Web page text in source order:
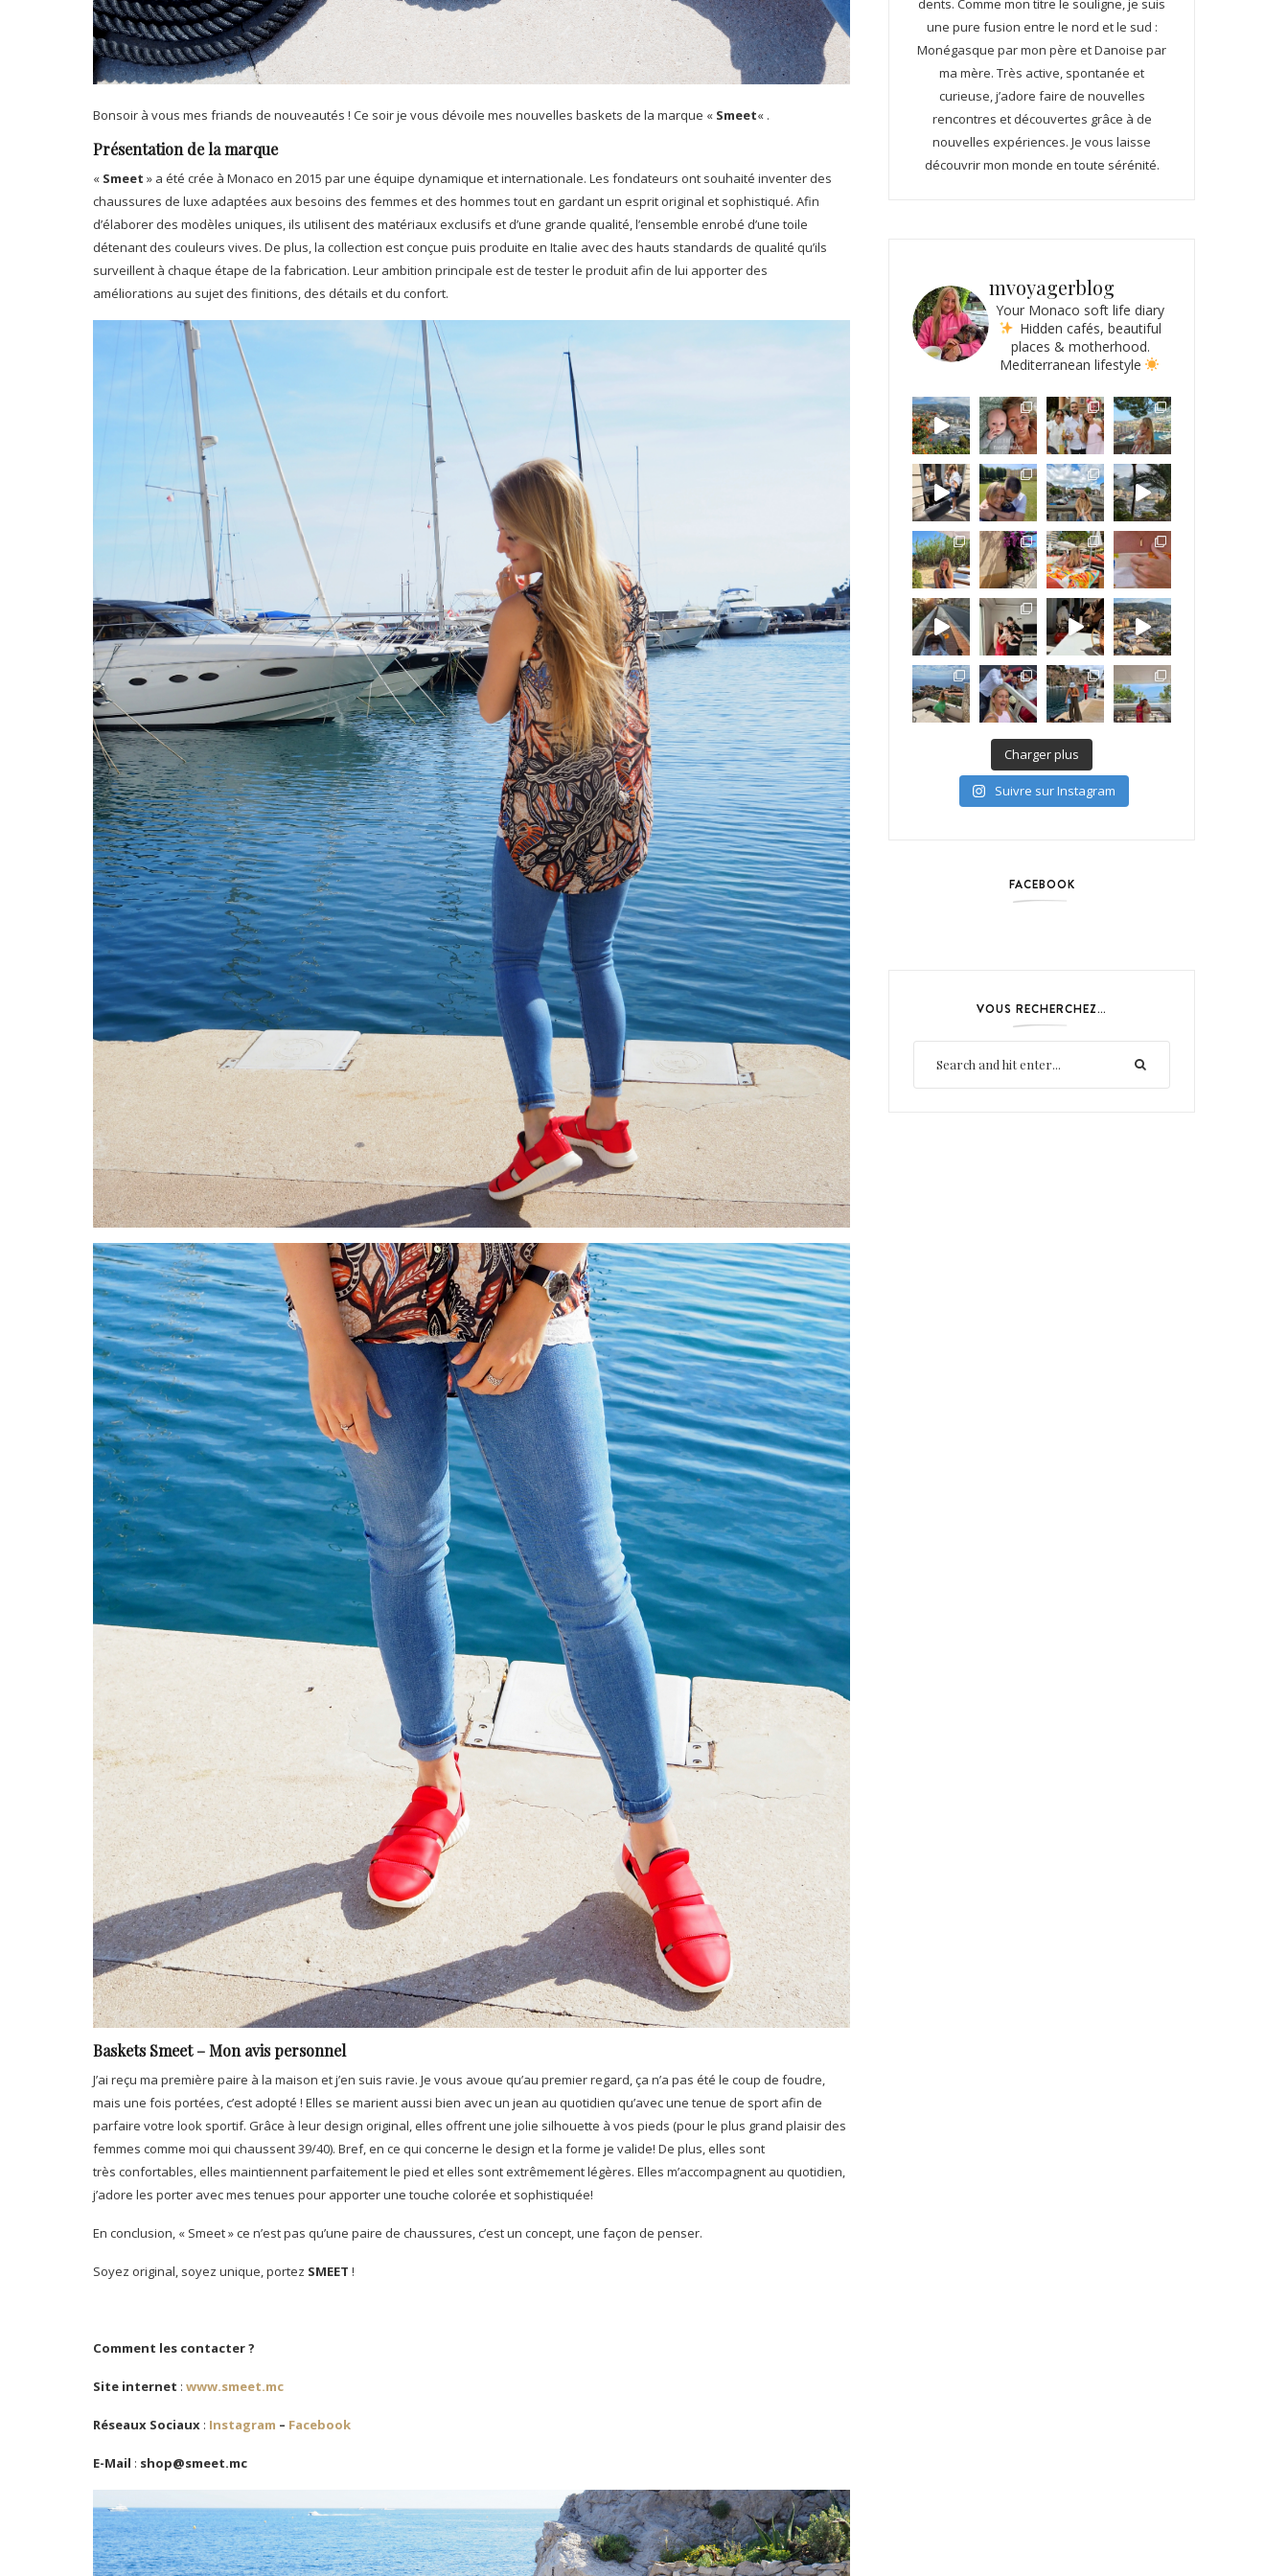
Bonsoir à vous mes friands de nouveautés ! Ce soir je vous dévoile mes nouvelles baskets de la marque « Smeet« .
Présentation de la marque
« Smeet » a été crée à Monaco en 2015 par une équipe dynamique et internationale. Les fondateurs ont souhaité inventer des
chaussures de luxe adaptées aux besoins des femmes et des hommes tout en gardant un esprit original et sophistiqué. Afin
d’élaborer des modèles uniques, ils utilisent des matériaux exclusifs et d’une grande qualité, l’ensemble enrobé d’une toile
détenant des couleurs vives. De plus, la collection est conçue puis produite en Italie avec des hauts standards de qualité qu’ils
surveillent à chaque étape de la fabrication. Leur ambition principale est de tester le produit afin de lui apporter des
améliorations au sujet des finitions, des détails et du confort.
Baskets Smeet – Mon avis personnel
J’ai reçu ma première paire à la maison et j’en suis ravie. Je vous avoue qu’au premier regard, ça n’a pas été le coup de foudre,
mais une fois portées, c’est adopté ! Elles se marient aussi bien avec un jean au quotidien qu’avec une tenue de sport afin de
parfaire votre look sportif. Grâce à leur design original, elles offrent une jolie silhouette à vos pieds (pour le plus grand plaisir des
femmes comme moi qui chaussent 39/40). Bref, en ce qui concerne le design et la forme je valide! De plus, elles sont
très confortables, elles maintiennent parfaitement le pied et elles sont extrêmement légères. Elles m’accompagnent au quotidien,
j’adore les porter avec mes tenues pour apporter une touche colorée et sophistiquée!
En conclusion, « Smeet » ce n’est pas qu’une paire de chaussures, c’est un concept, une façon de penser.
Soyez original, soyez unique, portez SMEET !
Comment les contacter ?
Site internet : www.smeet.mc
Réseaux Sociaux : Instagram – Facebook
E-Mail : shop@smeet.mc
dents. Comme mon titre le souligne, je suis
une pure fusion entre le nord et le sud :
Monégasque par mon père et Danoise par
ma mère. Très active, spontanée et
curieuse, j’adore faire de nouvelles
rencontres et découvertes grâce à de
nouvelles expériences. Je vous laisse
découvrir mon monde en toute sérénité.
mvoyagerblog
Your Monaco soft life diary
Hidden cafés, beautiful
places & motherhood.
Mediterranean lifestyle
Charger plus
Suivre sur Instagram
FACEBOOK
VOUS RECHERCHEZ…